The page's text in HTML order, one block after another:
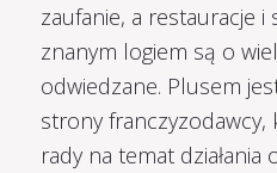
zaufanie, a restauracje
znanym logiem są o
odwiedzane. Plusem
strony franczyzodawcy,
rady na temat działania